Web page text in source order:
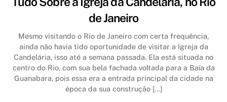
de Janeiro
Mesmo visitando o Rio de Janeiro com certa frequência,
ainda não havia tido oportunidade de visitar a Igreja da
Candelária, isso até a semana passada. Ela está situada no
centro do Rio, com sua bela fachada voltada para a Baía da
Guanabara, pois essa era a entrada principal da cidade na
época da sua construção […]